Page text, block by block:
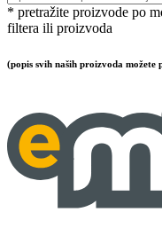
* pretražite proizvode po
filtera ili proizvoda
(popis svih naših proizvoda možete